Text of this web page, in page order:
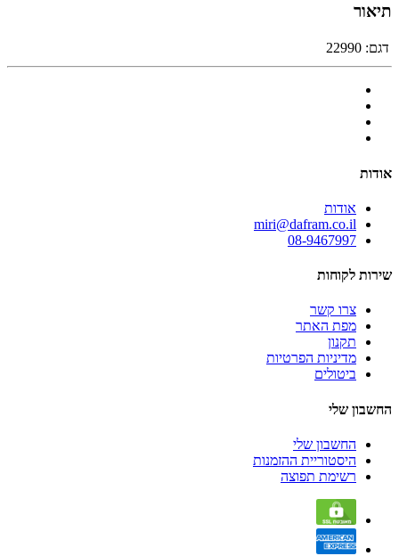
תיאור
דגם: 22990
אודות
אודות
miri@dafram.co.il
08-9467997
שירות לקוחות
צרו קשר
מפת האתר
תקנון
מדיניות הפרטיות
ביטולים
החשבון שלי
החשבון שלי
היסטוריית ההזמנות
רשימת תפוצה